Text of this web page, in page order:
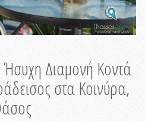
Διαμονή Κοντά
στα Κοινύρα,